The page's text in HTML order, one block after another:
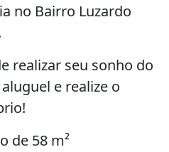
no Bairro Luzardo
realizar seu sonho do
e realize o
de 58 m²